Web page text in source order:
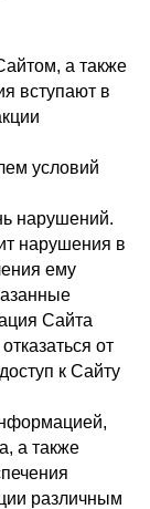
а также
вступают в
условий
нарушений.
нарушения в
ему
Сайта
от
к Сайту
а также
различным